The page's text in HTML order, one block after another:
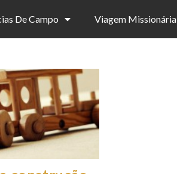
De Campo Viagem Missionária